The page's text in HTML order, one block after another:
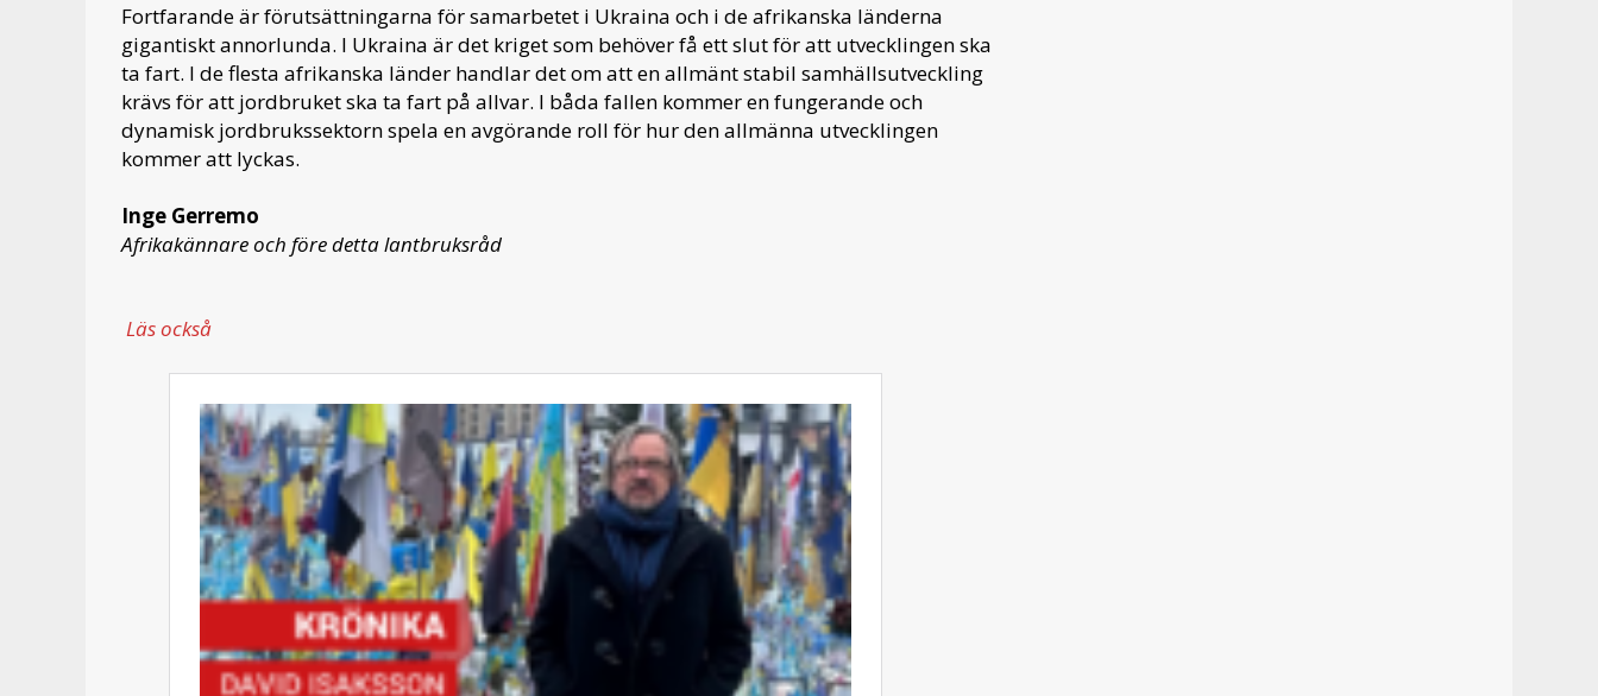
Fortfarande är förutsättningarna för samarbetet i Ukraina och i de afrikanska länderna
gigantiskt annorlunda. I Ukraina är det kriget som behöver få ett slut för att utvecklingen ska
ta fart. I de flesta afrikanska länder handlar det om att en allmänt stabil samhällsutveckling
krävs för att jordbruket ska ta fart på allvar. I båda fallen kommer en fungerande och
dynamisk jordbrukssektorn spela en avgörande roll för hur den allmänna utvecklingen
kommer att lyckas.
Inge Gerremo
Afrikakännare och före detta lantbruksråd
Läs också